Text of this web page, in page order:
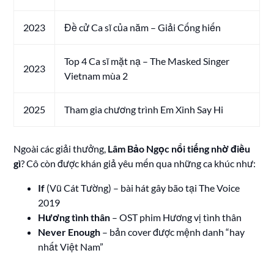
2023 Đề cử Ca sĩ của năm – Giải Cống hiến
2023
Top 4 Ca sĩ mặt nạ – The Masked Singer
Vietnam mùa 2
2025 Tham gia chương trình Em Xinh Say Hi
Ngoài các giải thưởng, Lâm Bảo Ngọc nổi tiếng nhờ điều
gì? Cô còn được khán giả yêu mến qua những ca khúc như:
If (Vũ Cát Tường) – bài hát gây bão tại The Voice
2019
Hương tình thân – OST phim Hương vị tình thân
Never Enough – bản cover được mệnh danh “hay
nhất Việt Nam”